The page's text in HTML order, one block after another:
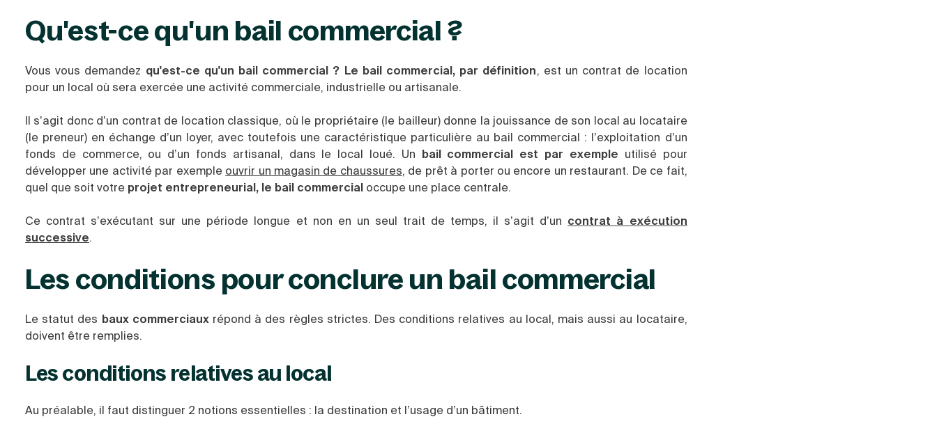
Qu'est-ce qu'un bail commercial ?
Vous vous demandez qu'est-ce qu'un bail commercial ? Le bail commercial, par définition, est un contrat de location
pour un local où sera exercée une activité commerciale, industrielle ou artisanale.
Il s’agit donc d’un contrat de location classique, où le propriétaire (le bailleur) donne la jouissance de son local au locataire
(le preneur) en échange d’un loyer, avec toutefois une caractéristique particulière au bail commercial : l’exploitation d’un
fonds de commerce, ou d’un fonds artisanal, dans le local loué. Un bail commercial est par exemple utilisé pour
développer une activité par exemple ouvrir un magasin de chaussures, de prêt à porter ou encore un restaurant. De ce fait,
quel que soit votre projet entrepreneurial, le bail commercial occupe une place centrale.
Ce contrat s’exécutant sur une période longue et non en un seul trait de temps, il s’agit d’un contrat à exécution
successive.
Les conditions pour conclure un bail commercial
Le statut des baux commerciauxrépond à des règles strictes. Des conditions relatives au local, mais aussi au locataire,
doivent être remplies.
Les conditions relatives au local
Au préalable, il faut distinguer 2 notions essentielles : la destination et l’usage d’un bâtiment.